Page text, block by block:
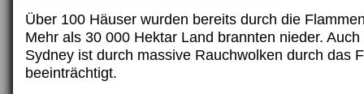
Über 100 Häuser wurden bereits durch die
Mehr als 30 000 Hektar Land brannten nieder.
Sydney ist durch massive Rauchwolken durch das
beeinträchtigt.